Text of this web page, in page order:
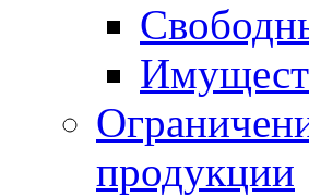
продукции